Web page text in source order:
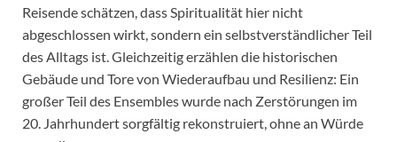
Reisende schätzen, dass Spiritualität hier nicht
abgeschlossen wirkt, sondern ein selbstverständlicher Teil
des Alltags ist. Gleichzeitig erzählen die historischen
Gebäude und Tore von Wiederaufbau und Resilienz: Ein
großer Teil des Ensembles wurde nach Zerstörungen im
20. Jahrhundert sorgfältig rekonstruiert, ohne an Würde